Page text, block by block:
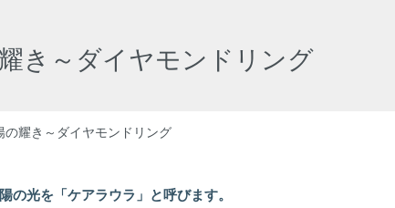
き～ダイヤモンドリング
の耀き～ダイヤモンドリング
の光を「ケアラウラ」と呼びます。